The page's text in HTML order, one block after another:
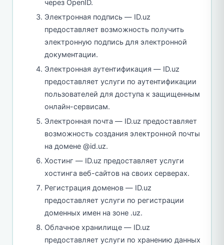
через OpenID.
Электронная подпись — ID.uz
предоставляет возможность получить
электронную подпись для электронной
документации.
Электронная аутентификация — ID.uz
предоставляет услуги по аутентификации
пользователей для доступа к защищенным
онлайн-сервисам.
Электронная почта — ID.uz предоставляет
возможность создания электронной почты
на домене @id.uz.
Хостинг — ID.uz предоставляет услуги
хостинга веб-сайтов на своих серверах.
Регистрация доменов — ID.uz
предоставляет услуги по регистрации
доменных имен на зоне .uz.
Облачное хранилище — ID.uz
предоставляет услуги по хранению данных